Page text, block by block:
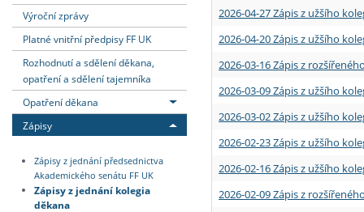
Absolventi fakulty
Vyjíždějící zaměstnanci
Výroční zprávy
Platné vnitřní předpisy FF UK
Rozhodnutí a sdělení děkana,
opatření a sdělení tajemníka
Opatření děkana
Zápisy
Zápisy z jednání předsednictva
Akademického senátu FF UK
Zápisy z jednání kolegia
děkana
2026-04-27 Zápis z užšího
2026-04-20 Zápis z užšího
2026-03-16 Zápis z
2026-03-09 Zápis z užšího
2026-03-02 Zápis z užšího
2026-02-23 Zápis z užšího
2026-02-16 Zápis z užšího
2026-02-09 Zápis z